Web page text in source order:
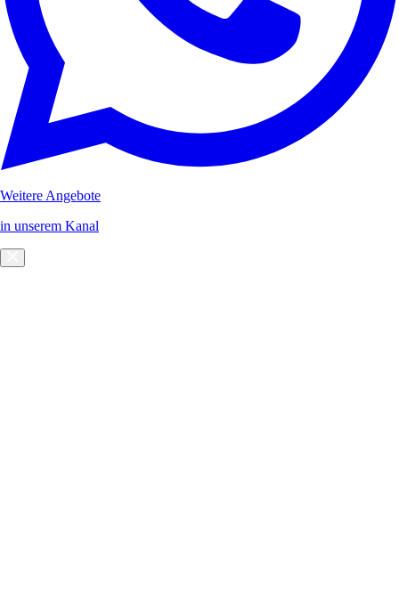
Weitere Angebote
in unserem Kanal